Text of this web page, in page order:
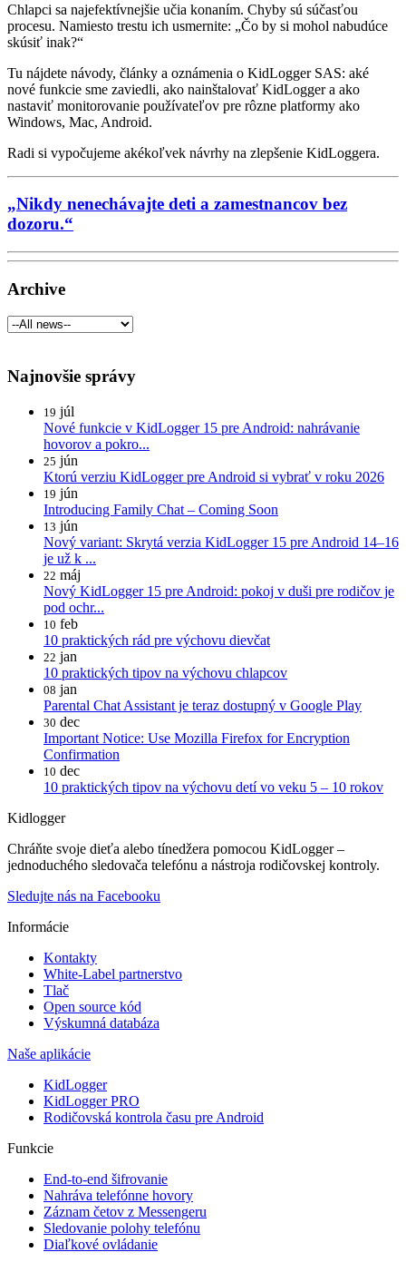
Chlapci sa najefektívnejšie učia konaním. Chyby sú súčasťou
procesu. Namiesto trestu ich usmernite: „Čo by si mohol nabudúce
skúsiť inak?“
Tu nájdete návody, články a oznámenia o KidLogger SAS: aké
nové funkcie sme zaviedli, ako nainštalovať KidLogger a ako
nastaviť monitorovanie používateľov pre rôzne platformy ako
Windows, Mac, Android.
Radi si vypočujeme akékoľvek návrhy na zlepšenie KidLoggera.
„Nikdy nenechávajte deti a zamestnancov bez
dozoru.“
Archive
Najnovšie správy
19 júl
Nové funkcie v KidLogger 15 pre Android: nahrávanie
hovorov a pokro...
25 jún
Ktorú verziu KidLogger pre Android si vybrať v roku 2026
19 jún
Introducing Family Chat – Coming Soon
13 jún
Nový variant: Skrytá verzia KidLogger 15 pre Android 14–16
je už k ...
22 máj
Nový KidLogger 15 pre Android: pokoj v duši pre rodičov je
pod ochr...
10 feb
10 praktických rád pre výchovu dievčat
22 jan
10 praktických tipov na výchovu chlapcov
08 jan
Parental Chat Assistant je teraz dostupný v Google Play
30 dec
Important Notice: Use Mozilla Firefox for Encryption
Confirmation
10 dec
10 praktických tipov na výchovu detí vo veku 5 – 10 rokov
Kidlogger
Chráňte svoje dieťa alebo tínedžera pomocou KidLogger –
jednoduchého sledovača telefónu a nástroja rodičovskej kontroly.
Sledujte nás na Facebooku
Informácie
Kontakty
White-Label partnerstvo
Tlač
Open source kód
Výskumná databáza
Naše aplikácie
KidLogger
KidLogger PRO
Rodičovská kontrola času pre Android
Funkcie
End-to-end šifrovanie
Nahráva telefónne hovory
Záznam četov z Messengeru
Sledovanie polohy telefónu
Diaľkové ovládanie